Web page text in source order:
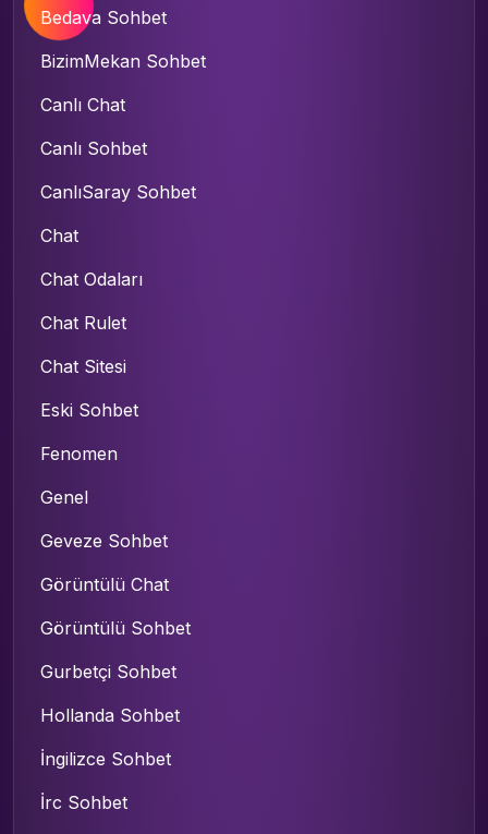
Bedava Sohbet
BizimMekan Sohbet
Canlı Chat
Canlı Sohbet
CanlıSaray Sohbet
Chat
Chat Odaları
Chat Rulet
Chat Sitesi
Eski Sohbet
Fenomen
Genel
Geveze Sohbet
Görüntülü Chat
Görüntülü Sohbet
Gurbetçi Sohbet
Hollanda Sohbet
İngilizce Sohbet
İrc Sohbet